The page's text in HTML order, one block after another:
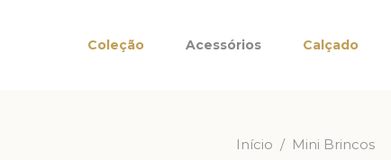
Coleção Acessórios Calçado
Início / Mini Brincos